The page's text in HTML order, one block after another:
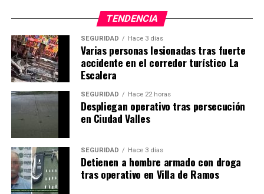
TENDENCIA
SEGURIDAD Hace 3 días
Varias personas lesionadas tras fuerte
accidente en el corredor turístico La
Escalera
SEGURIDAD Hace 22 horas
Despliegan operativo tras persecución
en Ciudad Valles
SEGURIDAD Hace 3 días
Detienen a hombre armado con droga
tras operativo en Villa de Ramos